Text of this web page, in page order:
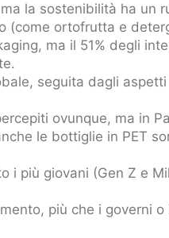
la sostenibilità ha un
(come ortofrutta e
ma il 51% degli
seguita dagli
ovunque, ma in
le bottiglie in PET
i più giovani (Gen Z e
più che i governi o